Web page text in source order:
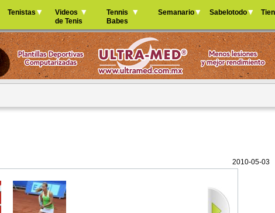
Jump to navigation
Tenistas
Videos
de Tenis
Tennis
Babes
Semanario Sabelotodo
2010-05-03